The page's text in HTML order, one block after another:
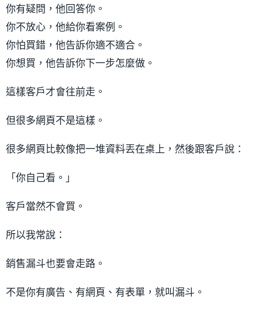
你有疑問，他回答你。
你不放心，他給你看案例。
你怕買錯，他告訴你適不適合。
你想買，他告訴你下一步怎麼做。
這樣客戶才會往前走。
但很多網頁不是這樣。
很多網頁比較像把一堆資料丟在桌上，然後跟客戶說：
「你自己看。」
客戶當然不會買。
所以我常說：
銷售漏斗也要會走路。
不是你有廣告、有網頁、有表單，就叫漏斗。